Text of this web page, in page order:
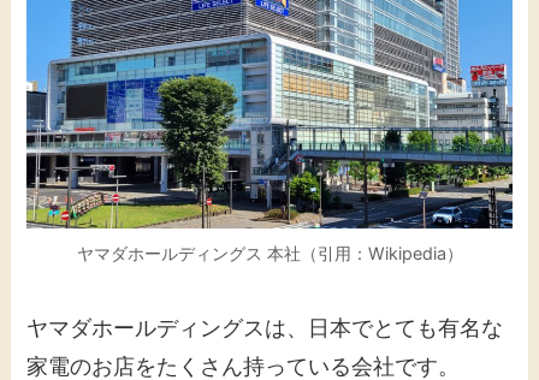
ヤマダホールディングス 本社（引用：Wikipedia）
​ヤマダホールディングスは、日本でとても有名な
家電のお店をたくさん持っている会社です。